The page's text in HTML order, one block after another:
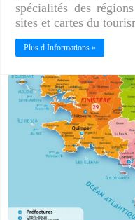
spécialités des
sites et cartes du
Plus d Informations »